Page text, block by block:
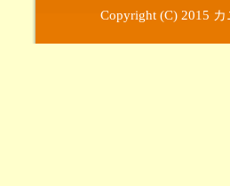
Copyright (C) 2015